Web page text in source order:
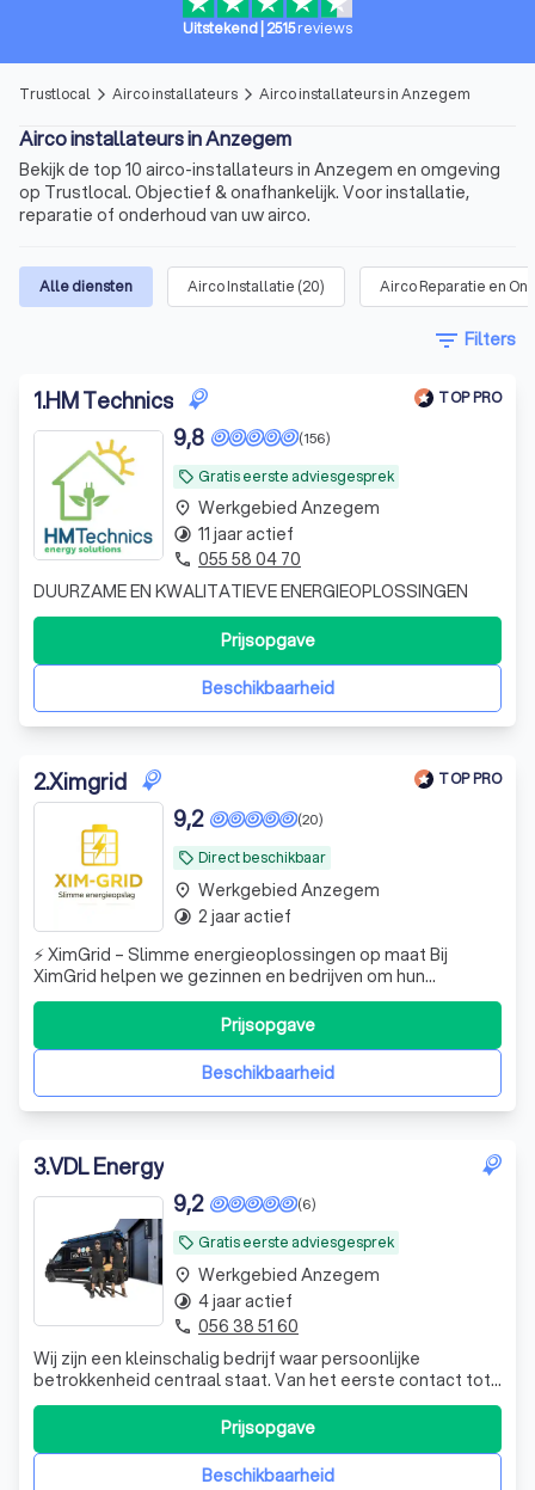
Uitstekend 2515reviews
Trustlocal arrow_forward_ios Airco installateurs arrow_forward_ios Airco installateurs in Anzegem
Airco installateurs in Anzegem
Bekijk de top 10 airco-installateurs in Anzegem en omgeving
op Trustlocal. Objectief & onafhankelijk. Voor installatie,
reparatie of onderhoud van uw airco.
Alle diensten Airco Installatie (20) Airco Reparatie en
filter_list Filters
1.HM Technics TOP PRO
local_offer Gratis eerste adviesgesprek
(156)
9,8
DUURZAME EN KWALITATIEVE ENERGIEOPLOSSINGEN
Beschikbaarheid
Prijsopgave
place Werkgebied Anzegem
timelapse 11 jaar actief
phone 055 58 04 70
2.Ximgrid TOP PRO
local_offer Direct beschikbaar
(20)
9,2
⚡ XimGrid – Slimme energieoplossingen op maat Bij
XimGrid helpen we gezinnen en bedrijven om hun
energieverbruik slimmer, goedkoper en duurzamer te
maken. Wij zijn gespecialiseerd in slimme thuisbatterijen,
daarnaast kan u ook bij ons terecht voor zonnepanelen,
omvormers en slimme sturing, laadpale
Beschikbaarheid
Prijsopgave
place Werkgebied Anzegem
timelapse 2 jaar actief
3.VDL Energy
local_offer Gratis eerste adviesgesprek
(6)
9,2
Wij zijn een kleinschalig bedrijf waar persoonlijke
betrokkenheid centraal staat. Van het eerste contact tot
de uiteindelijke oplevering van het project, bent u bij ons
verzekerd van één vast aanspreekpunt. wij staan zelf in
voor zowel de verkoop, de plaatsing als de volledige
afhandeling, waardoorBeschikbaarheid
Prijsopgave
place Werkgebied Anzegem
timelapse 4 jaar actief
phone 056 38 51 60